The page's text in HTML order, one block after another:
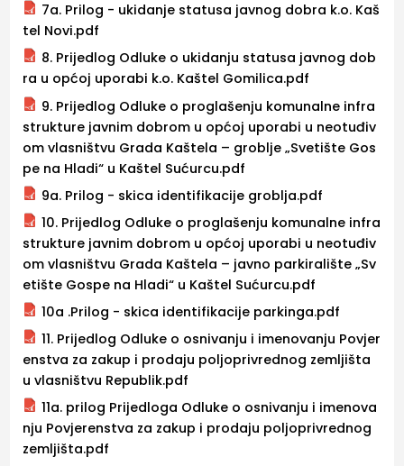
7a. Prilog - ukidanje statusa javnog dobra k.o. Kaš
tel Novi.pdf
8. Prijedlog Odluke o ukidanju statusa javnog dob
ra u općoj uporabi k.o. Kaštel Gomilica.pdf
9. Prijedlog Odluke o proglašenju komunalne infra
strukture javnim dobrom u općoj uporabi u neotuđiv
om vlasništvu Grada Kaštela – groblje „Svetište Gos
pe na Hladi“ u Kaštel Sućurcu.pdf
9a. Prilog - skica identifikacije groblja.pdf
10. Prijedlog Odluke o proglašenju komunalne infra
strukture javnim dobrom u općoj uporabi u neotuđiv
om vlasništvu Grada Kaštela – javno parkiralište „Sv
etište Gospe na Hladi“ u Kaštel Sućurcu.pdf
10a .Prilog - skica identifikacije parkinga.pdf
11. Prijedlog Odluke o osnivanju i imenovanju Povjer
enstva za zakup i prodaju poljoprivrednog zemljišta
u vlasništvu Republik.pdf
11a. prilog Prijedloga Odluke o osnivanju i imenova
nju Povjerenstva za zakup i prodaju poljoprivrednog
zemljišta.pdf